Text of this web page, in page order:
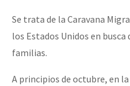
Se trata de la Caravana
los Estados Unidos en busca
familias.
A principios de octubre, en